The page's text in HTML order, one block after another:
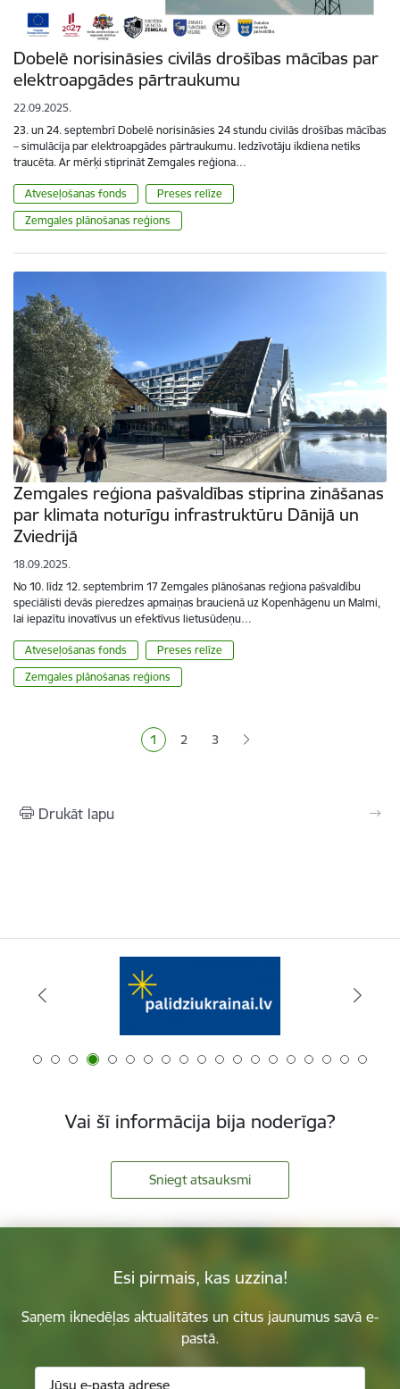
Dobelē norisināsies civilās drošības mācības par
elektroapgādes pārtraukumu
22.09.2025.
23. un 24. septembrī Dobelē norisināsies 24 stundu civilās drošības mācības
– simulācija par elektroapgādes pārtraukumu. Iedzīvotāju ikdiena netiks
traucēta. Ar mērķi stiprināt Zemgales reģiona…
Atveseļošanas fonds
Preses relīze
Zemgales plānošanas reģions
Zemgales reģiona pašvaldības stiprina zināšanas
par klimata noturīgu infrastruktūru Dānijā un
Zviedrijā
18.09.2025.
No 10. līdz 12. septembrim 17 Zemgales plānošanas reģiona pašvaldību
speciālisti devās pieredzes apmaiņas braucienā uz Kopenhāgenu un Malmi,
lai iepazītu inovatīvus un efektīvus lietusūdeņu…
Atveseļošanas fonds
Preses relīze
Zemgales plānošanas reģions
Pašreizējā lapa
1 Lapa
2 Lapa
3
Drukāt lapu
Vai šī informācija bija noderīga?
Sniegt atsauksmi
Esi pirmais, kas uzzina!
Saņem iknedēļas aktualitātes un citus jaunumus savā e-
pastā.